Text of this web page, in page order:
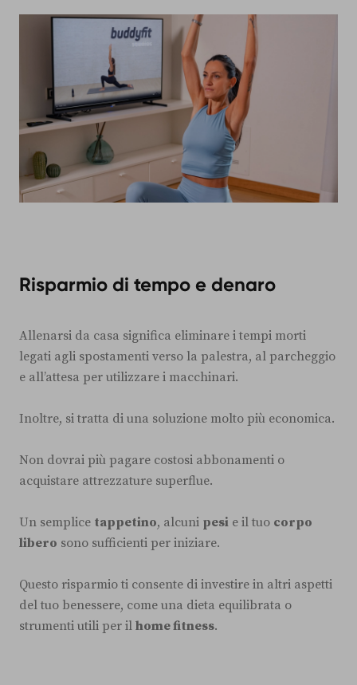
Risparmio di tempo e denaro
Allenarsi da casa significa eliminare i tempi morti
legati agli spostamenti verso la palestra, al parcheggio
e all’attesa per utilizzare i macchinari.
Inoltre, si tratta di una soluzione molto più economica.
Non dovrai più pagare costosi abbonamenti o
acquistare attrezzature superflue.
Un semplice tappetino, alcuni pesi e il tuo corpo
libero sono sufficienti per iniziare.
Questo risparmio ti consente di investire in altri aspetti
del tuo benessere, come una dieta equilibrata o
strumenti utili per il home fitness.